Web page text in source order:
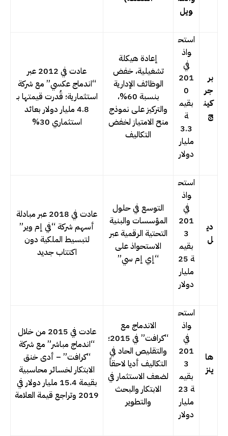
ويل
بر
جر
كين
ج
استح
واذ
في
201
0
بقيم
ة
3.3
مليار
دولار
إعادة هيكلة
تشغيلية، خفض
الوظائف الإدارية
بنسبة 60%،
والتركيز على نموذج
منح الامتياز لخفض
التكاليف
عادت في 2012 عبر
“اندماج عكسي” مع شركة
استثمارية؛ قُدرت قيمتها بـ
4.8 مليار دولار بعائد
استثماري 30
%
دي
ل
استح
واذ
في
201
3
بقيم
ة 25
مليار
دولار
التوسع في حلول
المؤسسات والبنية
التحتية الرقمية عبر
الاستحواذ على
“إي إم سي”
عادت في 2018 عبر مبادلة
أسهم شركة “في إم وير”
لتبسيط الملكية دون
اكتتاب جديد
ها
ينز
استح
واذ
في
201
3
بقيم
ة 23
مليار
دولار
الاندماج مع
“كرافت” في 2015؛
والتقليص الحاد في
التكاليف أديا لاحقاً
لضعف الاستثمار في
الابتكار والبحث
والتطوير
عادت في 2015 من خلال
“اندماج مباشر” مع شركة
“كرافت” – أدى خنق
الابتكار لخسائر محاسبية
بقيمة 15.4 مليار دولار في
2019 وتراجع قيمة العلامة